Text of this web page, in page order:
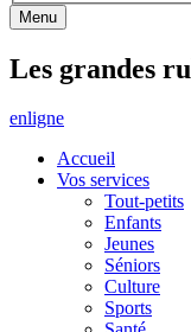
Menu
Les grandes
enligne
Accueil
Vos services
Tout-petits
Enfants
Jeunes
Séniors
Culture
Sports